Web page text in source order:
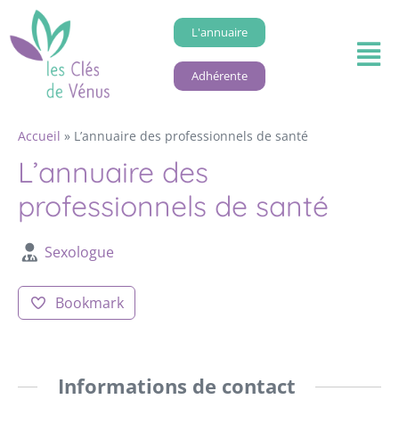
L'annuaire
Adhérente
Accueil » L’annuaire des professionnels de santé
L’annuaire des
professionnels de santé
Sexologue
Bookmark
Informations de contact